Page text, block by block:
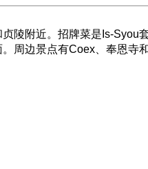
陵附近。招牌菜是Is-Syou
周边景点有Coex、奉恩寺和